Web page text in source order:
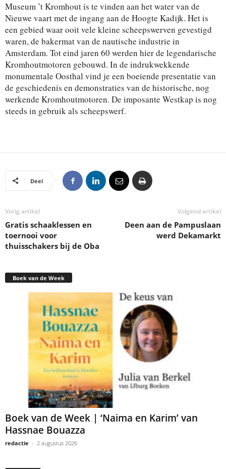
Museum ’t Kromhout is te vinden aan het water van de
Nieuwe vaart met de ingang aan de Hoogte Kadijk. Het is
een gebied waar ooit vele kleine scheepswerven gevestigd
waren, de bakermat van de nautische industrie in
Amsterdam. Tot eind jaren 60 werden hier de legendarische
Kromhoutmotoren gebouwd. In de indrukwekkende
monumentale Oosthal vind je een boeiende presentatie van
de geschiedenis en demonstraties van de historische, nog
werkende Kromhoutmotoren. De imposante Westkap is nog
steeds in gebruik als scheepswerf.
Deel
Vorig artikel
Gratis schaaklessen en
toernooi voor
thuisschakers bij de Oba
Volgend artikel
Deen aan de Pampuslaan
werd Dekamarkt
Boek van de Week
Boek van de Week | ‘Naima en Karim’ van
Hassnae Bouazza
redactie - 2 augustus 2026